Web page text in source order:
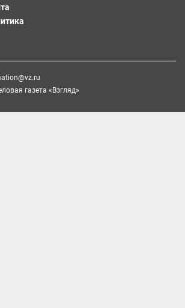
газета «Взгляд»